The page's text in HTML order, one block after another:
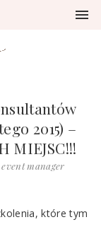
2015) –
MIEJSC!!!
manager
które tym